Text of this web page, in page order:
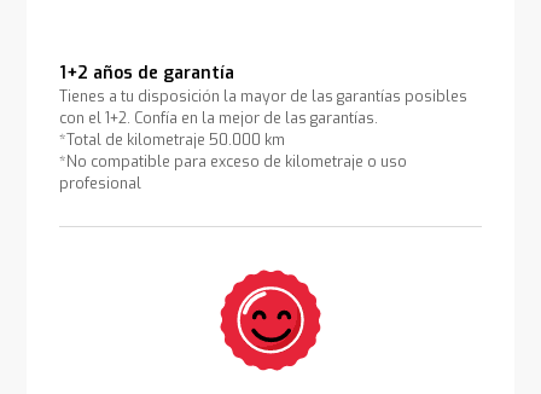
1+2 años de garantía
Tienes a tu disposición la mayor de las garantías posibles
con el 1+2. Confía en la mejor de las garantías.
*Total de kilometraje 50.000 km
*No compatible para exceso de kilometraje o uso
profesional